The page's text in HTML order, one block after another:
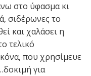
στο ύφασμα κι
σιδέρωνες το
και χαλάσει η
τελικό
που χρησίμευε
για